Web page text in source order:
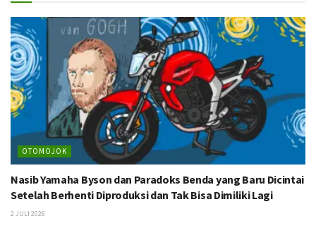
OTOMOJOK
Nasib Yamaha Byson dan Paradoks Benda yang Baru Dicintai
Setelah Berhenti Diproduksi dan Tak Bisa Dimiliki Lagi
2 JULI 2026